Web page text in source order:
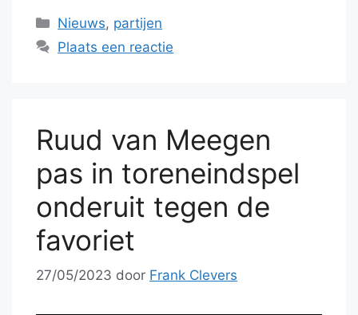
Categorieën
Nieuws, partijen
Plaats een reactie
Ruud van Meegen
pas in toreneindspel
onderuit tegen de
favoriet
27/05/2023 door Frank Clevers